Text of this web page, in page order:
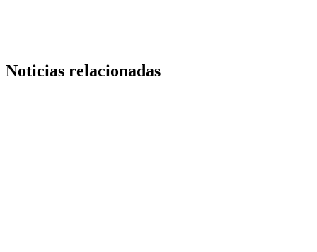
Noticias relacionadas